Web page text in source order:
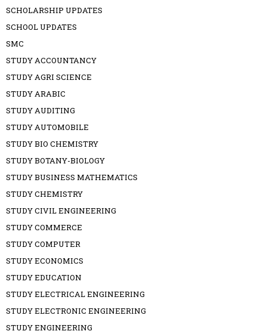
SCHOLARSHIP UPDATES
SCHOOL UPDATES
SMC
STUDY ACCOUNTANCY
STUDY AGRI SCIENCE
STUDY ARABIC
STUDY AUDITING
STUDY AUTOMOBILE
STUDY BIO CHEMISTRY
STUDY BOTANY-BIOLOGY
STUDY BUSINESS MATHEMATICS
STUDY CHEMISTRY
STUDY CIVIL ENGINEERING
STUDY COMMERCE
STUDY COMPUTER
STUDY ECONOMICS
STUDY EDUCATION
STUDY ELECTRICAL ENGINEERING
STUDY ELECTRONIC ENGINEERING
STUDY ENGINEERING